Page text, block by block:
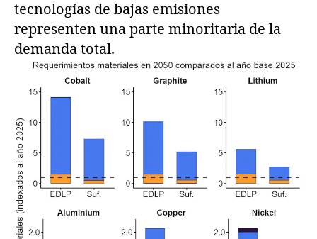
tecnologías de bajas emisiones
representen una parte minoritaria de la
demanda total.